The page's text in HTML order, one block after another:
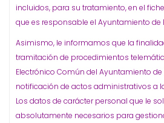
incluidos, para su tratamiento, en el
que es responsable el Ayuntamiento de
Asimismo, le informamos que la
tramitación de procedimientos
Electrónico Común del Ayuntamiento
notificación de actos administrativos a
Los datos de carácter personal que le
absolutamente necesarios para